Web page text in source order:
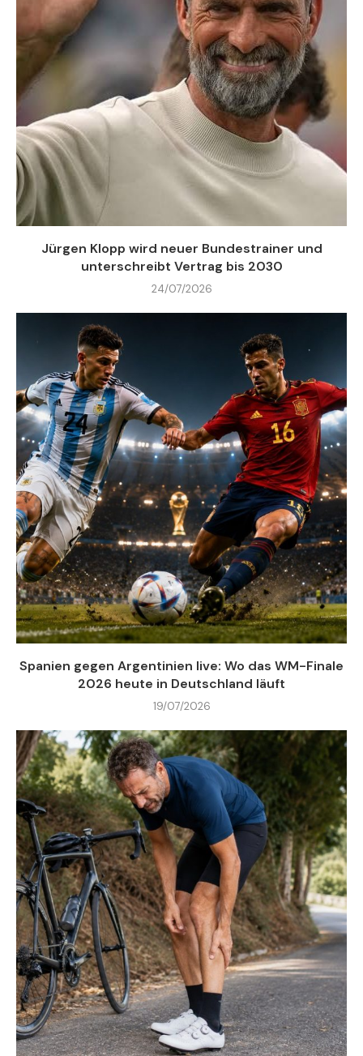
Jürgen Klopp wird neuer Bundestrainer und
unterschreibt Vertrag bis 2030
24/07/2026
Spanien gegen Argentinien live: Wo das WM-Finale
2026 heute in Deutschland läuft
19/07/2026